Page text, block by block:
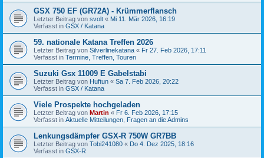
GSX 750 EF (GR72A) - Krümmerflansch
Letzter Beitrag von svolt « Mi 11. Mär 2026, 16:19
Verfasst in GSX / Katana
59. nationale Katana Treffen 2026
Letzter Beitrag von Silverlinekatana « Fr 27. Feb 2026, 17:11
Verfasst in Termine, Treffen, Touren
Suzuki Gsx 11009 E Gabelstabi
Letzter Beitrag von Huftun « Sa 7. Feb 2026, 20:22
Verfasst in GSX / Katana
Viele Prospekte hochgeladen
Letzter Beitrag von Martin « Fr 6. Feb 2026, 17:15
Verfasst in Aktuelle Mitteilungen, Fragen an die Admins
Lenkungsdämpfer GSX-R 750W GR7BB
Letzter Beitrag von Tobi241080 « Do 4. Dez 2025, 18:16
Verfasst in GSX-R